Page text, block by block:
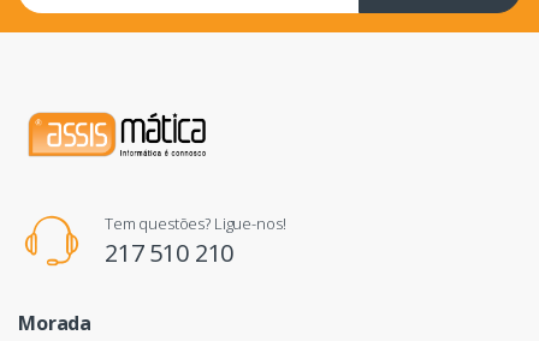
Tem questões? Ligue-nos!
217 510 210
Morada